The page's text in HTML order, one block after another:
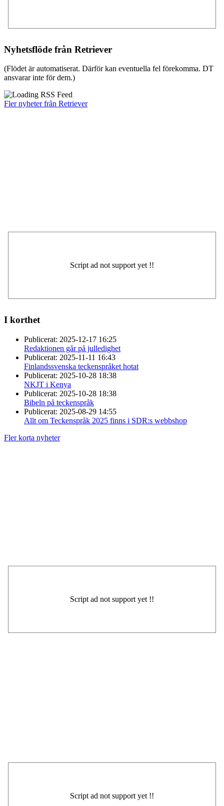
Nyhetsflöde från Retriever
(Flödet är automatiserat. Därför kan eventuella fel förekomma. DT
ansvarar inte för dem.)
Fler nyheter från Retriever
I korthet
Publicerat: 2025-12-17 16:25
Redaktionen går på julledighet
Publicerat: 2025-11-11 16:43
Finlandssvenska teckenspråket hotat
Publicerat: 2025-10-28 18:38
NKJT i Kenya
Publicerat: 2025-10-28 18:38
Bibeln på teckenspråk
Publicerat: 2025-08-29 14:55
Allt om Teckenspråk 2025 finns i SDR:s webbshop
Fler korta nyheter